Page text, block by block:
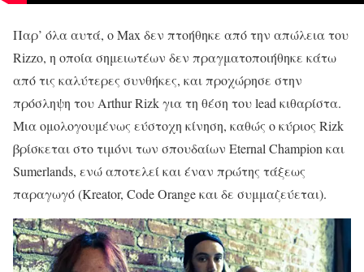
Παρ’ όλα αυτά, ο Max δεν πτοήθηκε από την απώλεια του
Rizzo, η οποία σημειωτέων δεν πραγματοποιήθηκε κάτω
από τις καλύτερες συνθήκες, και προχώρησε στην
πρόσληψη του Arthur Rizk για τη θέση του lead κιθαρίστα.
Μια ομολογουμένως εύστοχη κίνηση, καθώς ο κύριος Rizk
βρίσκεται στο τιμόνι των σπουδαίων Eternal Champion και
Sumerlands, ενώ αποτελεί και έναν πρώτης τάξεως
παραγωγό (Kreator, Code Orange και δε συμμαζεύεται).